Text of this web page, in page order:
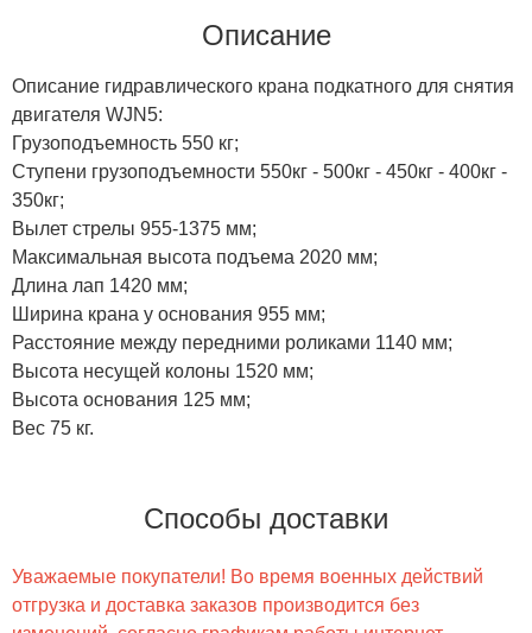
Описание
Описание гидравлического крана подкатного для снятия
двигателя WJN5:
Грузоподъемность 550 кг;
Ступени грузоподъемности 550кг - 500кг - 450кг - 400кг -
350кг;
Вылет стрелы 955-1375 мм;
Максимальная высота подъема 2020 мм;
Длина лап 1420 мм;
Ширина крана у основания 955 мм;
Расстояние между передними роликами 1140 мм;
Высота несущей колоны 1520 мм;
Высота основания 125 мм;
Вес 75 кг.
Способы доставки
Уважаемые покупатели! Во время военных действий
отгрузка и доставка заказов производится без